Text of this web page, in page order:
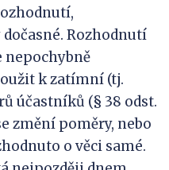
Rozhodnutí
nepochybně
k zatímní (tj.
účastníků (§ 38 odst.
změní poměry, nebo
o věci samé.